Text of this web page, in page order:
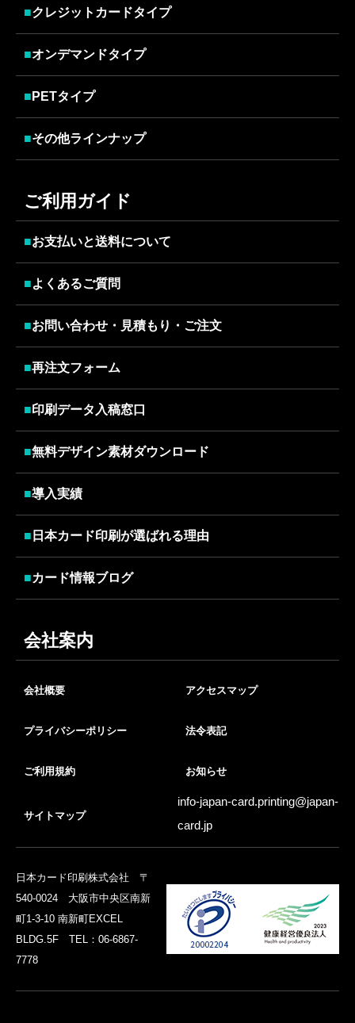
■クレジットカードタイプ
■オンデマンドタイプ
■ PETタイプ
■その他ラインナップ
ご利用ガイド
■お支払いと送料について
■よくあるご質問
■お問い合わせ・見積もり・ご注文
■再注文フォーム
■印刷データ入稿窓口
■無料デザイン素材ダウンロード
■導入実績
■ 日本カード印刷が選ばれる理由
■カード情報ブログ
会社案内
会社概要 アクセスマップ
プライバシーポリシー 法令表記
ご利用規約 お知らせ
サイトマップ
info-japan-card.printing@japan-
card.jp
日本カード印刷株式会社 〒
540-0024 大阪市中央区南新
町1-3-10 南新町EXCEL
BLDG.5F TEL：06-6867-
7778